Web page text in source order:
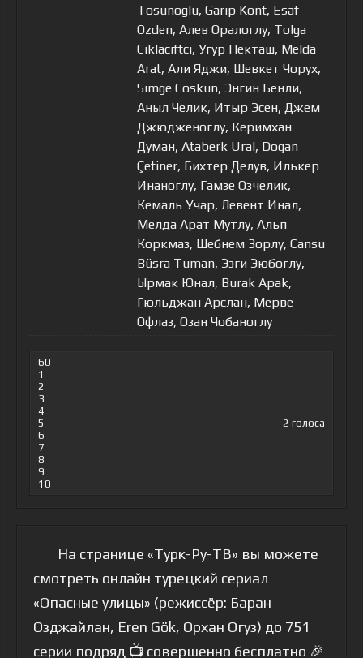
Tosunoglu, Garip Kont, Esaf
Ozden, Алев Оралоглу, Tolga
Ciklaciftci, Угур Пекташ, Melda
Arat, Али Яджи, Шевкет Чорух,
Simge Coskun, Энгин Бенли,
Аныл Челик, Итыр Эсен, Джем
Джюдженоглу, Керимхан
Думан, Ataberk Ural, Dogan
Çetiner, Бихтер Делув, Илькер
Инаноглу, Гамзе Озчелик,
Кемаль Учар, Левент Инал,
Мелда Арат Мутлу, Альп
Коркмаз, Шебнем Зорлу, Cansu
Büsra Tuman, Эзги Эюбоглу,
Ырмак Юнал, Burak Apak,
Гюльджан Арслан, Мерве
Офлаз, Озан Чобаноглу
60
1
2
3
4
5
6
7
8
9
10
2 голоса
На странице «Турк-Ру-ТВ» вы можете
смотреть онлайн турецкий сериал
«Опасные улицы» (режиссёр: Баран
Озджайлан, Eren Gök, Орхан Огуз) до 751
серии подряд 📺 совершенно бесплатно 🎉